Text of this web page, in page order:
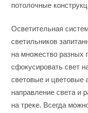
потолочные
Осветительная
светильников
на множество разных
сфокусировать свет
световые и цветовые
направление света и
на треке. Всегда